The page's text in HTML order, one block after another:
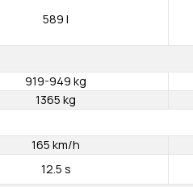
1495 mm
2450 mm
115 mm
265 l